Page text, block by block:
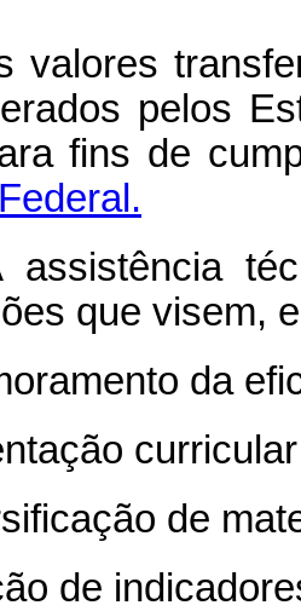
valores
pelos
fins de
que visem,
da
de
de